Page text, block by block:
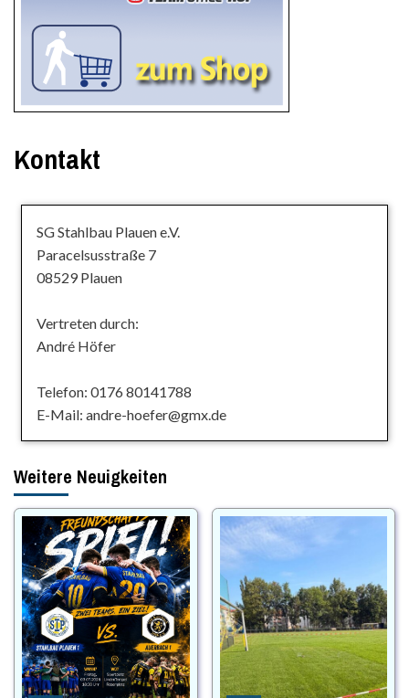
Kontakt
SG Stahlbau Plauen e.V.
Paracelsusstraße 7
08529 Plauen
Vertreten durch:
André Höfer
Telefon: 0176 80141788
E-Mail: andre-hoefer@gmx.de
Weitere Neuigkeiten